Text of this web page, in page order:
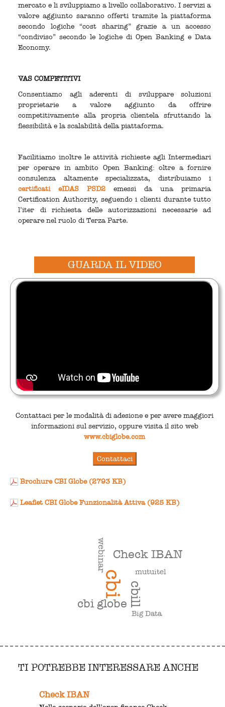
mercato e li sviluppiamo a livello collaborativo. I servizi a
valore aggiunto saranno offerti tramite la piattaforma
secondo logiche “cost sharing” grazie a un accesso
“condiviso” secondo le logiche di Open Banking e Data
Economy.
VAS COMPETITIVI
Consentiamo agli aderenti di sviluppare soluzioni
proprietarie a valore aggiunto da offrire
competitivamente alla propria clientela sfruttando la
flessibilità e la scalabilità della piattaforma.
Facilitiamo inoltre le attività richieste agli Intermediari
per operare in ambito Open Banking: oltre a fornire
consulenza altamente specializzata, distribuiamo i
certificati eIDAS PSD2 emessi da una primaria
Certification Authority, seguendo i clienti durante tutto
l’iter di richiesta delle autorizzazioni necessarie ad
operare nel ruolo di Terza Parte.
GUARDA IL VIDEO
Contattaci per le modalità di adesione e per avere maggiori
informazioni sul servizio, oppure visita il sito web
www.cbiglobe.com
Brochure CBI Globe (2793 KB)
Leaflet CBI Globe Funzionalità Attiva (925 KB)
cbi cbill
cbi globe
Check IBAN
webinar mutuitel
Big Data
TI POTREBBE INTERESSARE ANCHE
Check IBAN